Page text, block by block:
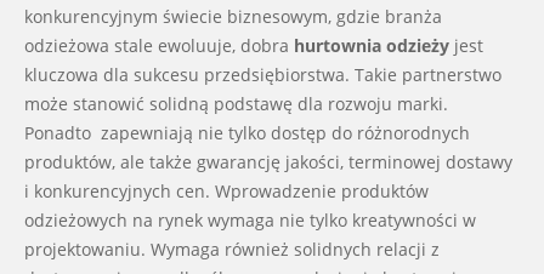
konkurencyjnym świecie biznesowym, gdzie branża
odzieżowa stale ewoluuje, dobra hurtownia odzieży jest
kluczowa dla sukcesu przedsiębiorstwa. Takie partnerstwo
może stanowić solidną podstawę dla rozwoju marki.
Ponadto zapewniają nie tylko dostęp do różnorodnych
produktów, ale także gwarancję jakości, terminowej dostawy
i konkurencyjnych cen. Wprowadzenie produktów
odzieżowych na rynek wymaga nie tylko kreatywności w
projektowaniu. Wymaga również solidnych relacji z